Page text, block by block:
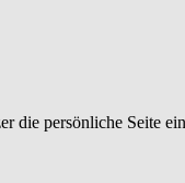
die persönliche Seite